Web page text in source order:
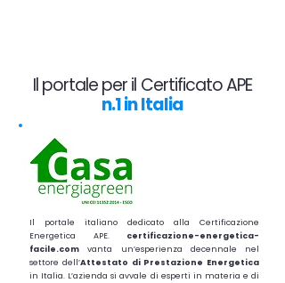
Il portale per il Certificato APE
n.1 in Italia
Il portale italiano dedicato alla Certificazione
Energetica APE. certificazione-energetica-
facile.com vanta un’esperienza decennale nel
settore dell’Attestato di Prestazione Energetica
in Italia. L’azienda si avvale di esperti in materia e di